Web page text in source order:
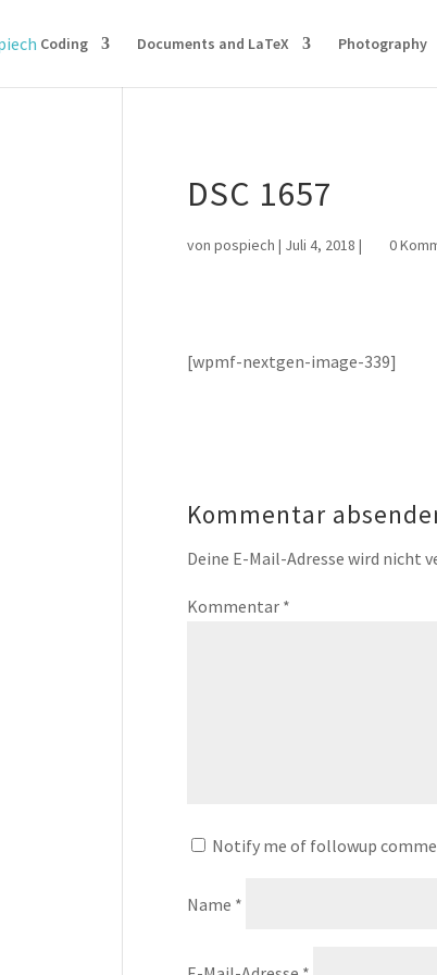
Coding Documents and LaTeX Photography
DSC 1657
von pospiech | Juli 4, 2018 | 0
[wpmf-nextgen-image-339]
Kommentar
Deine E-Mail-Adresse wird nicht
Kommentar *
Notify me of followup
Name *